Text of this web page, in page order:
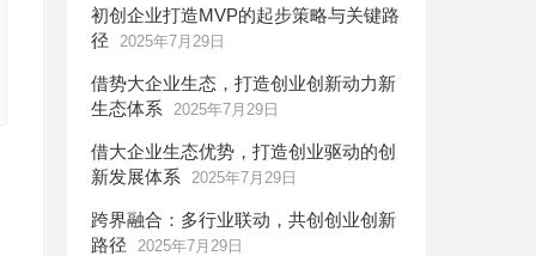
初创企业打造MVP的起步策略与关键路
径
2025年7月29日
借势大企业生态，打造创业创新动力新
生态体系
2025年7月29日
借大企业生态优势，打造创业驱动的创
新发展体系
2025年7月29日
跨界融合：多行业联动，共创创业创新
路径
2025年7月29日